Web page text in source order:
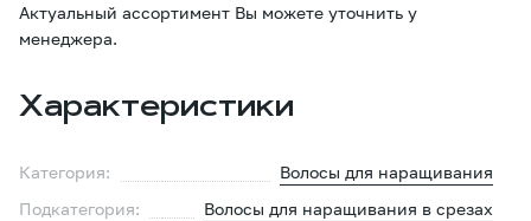
Актуальный ассортимент Вы можете уточнить у
менеджера.
Характеристики
Категория:
Волосы для наращивания
Подкатегория:
Волосы для наращивания в срезах